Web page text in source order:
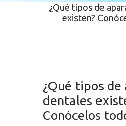
¿Qué tipos de
existen?
¿Qué tipos de
dentales
Conócelos